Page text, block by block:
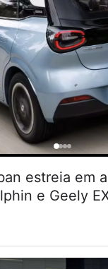
estreia em
e Geely